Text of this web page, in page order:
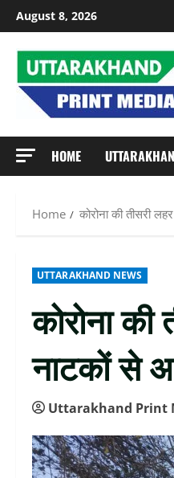
Skip
to
content
August 8, 2026
HOME
Home कोरोना की तीसरी
UTTARAKHAND NEWS
कोरोना
नाटकों से
Uttarakhand Print